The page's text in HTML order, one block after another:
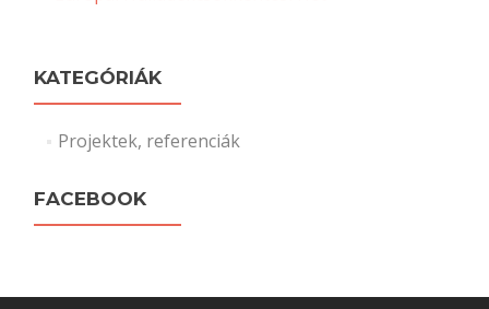
KATEGÓRIÁK
Projektek, referenciák
FACEBOOK